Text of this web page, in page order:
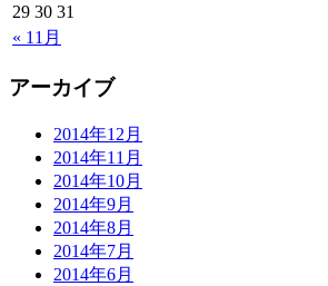
« 11月
29 30 31
アーカイブ
2014年12月
2014年11月
2014年10月
2014年9月
2014年8月
2014年7月
2014年6月